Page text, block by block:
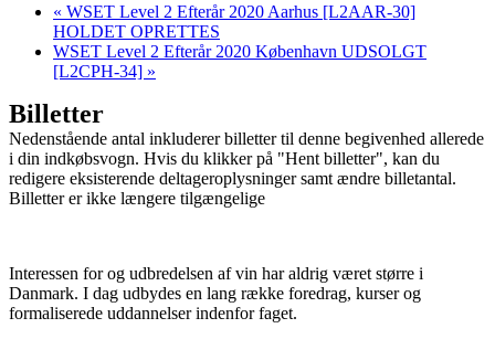
« WSET Level 2 Efterår 2020 Aarhus [L2AAR-30]
HOLDET OPRETTES
WSET Level 2 Efterår 2020 København UDSOLGT
[L2CPH-34] »
Billetter
Nedenstående antal inkluderer billetter til denne begivenhed allerede
i din indkøbsvogn. Hvis du klikker på "Hent billetter", kan du
redigere eksisterende deltageroplysninger samt ændre billetantal.
Billetter er ikke længere tilgængelige
Interessen for og udbredelsen af vin har aldrig været større i
Danmark. I dag udbydes en lang række foredrag, kurser og
formaliserede uddannelser indenfor faget.